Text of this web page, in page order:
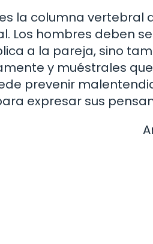
la columna vertebral
Los hombres deben
a la pareja, sino
y muéstrales
prevenir
expresar sus